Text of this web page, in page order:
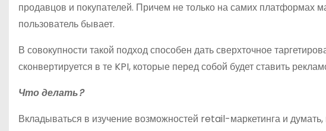
продавцов и покупателей. Причем не только на самих платформах
пользователь бывает.
В совокупности такой подход способен дать сверхточное
сконвертируется в те KPI, которые перед собой будет ставить
Что делать?
Вкладываться в изучение возможностей retail-маркетинга и